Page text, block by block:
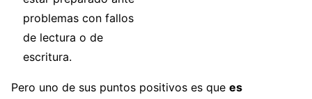
problemas con fallos
de lectura o de
escritura.
Pero uno de sus puntos positivos es que es